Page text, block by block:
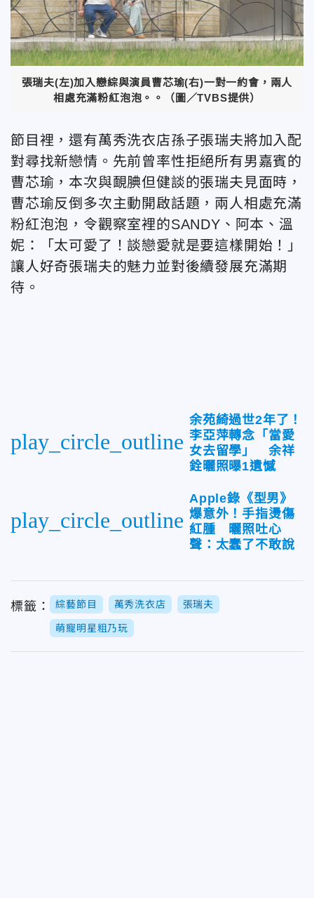
張瑞夫(左)加入戀綜與演員曹芯瑜(右)一對一約會，兩人
相處充滿粉紅泡泡。。（圖／TVBS提供）
節目裡，還有萬秀洗衣店孫子張瑞夫將加入配
對尋找新戀情。先前曾率性拒絕所有男嘉賓的
曹芯瑜，本次與靦腆但健談的張瑞夫見面時，
曹芯瑜反倒多次主動開啟話題，兩人相處充滿
粉紅泡泡，令觀察室裡的SANDY、阿本、溫
妮：「太可愛了！談戀愛就是要這樣開始！」
讓人好奇張瑞夫的魅力並對後續發展充滿期
待。
play_circle_outline
余苑綺過世2年了！
李亞萍轉念「當愛
女去留學」 余祥
銓曬照曝1遺憾
play_circle_outline
Apple錄《型男》
爆意外！手指燙傷
紅腫 曬照吐心
聲：太蠢了不敢說
標籤： 綜藝節目 萬秀洗衣店 張瑞夫
萌寵明星粗乃玩